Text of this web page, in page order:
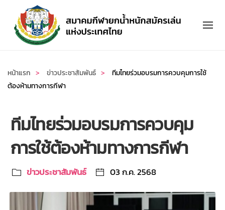
Skip to main content
หน้าแรก ข่าวประชาสัมพันธ์
ทีมไทยร่วมอบรมการควบคุมการใช้
ต้องห้ามทางการกีฬา
ทีมไทยร่วมอบรมการควบคุม
การใช้ต้องห้ามทางการกีฬา
ข่าวประชาสัมพันธ์ 03 ก.ค. 2568